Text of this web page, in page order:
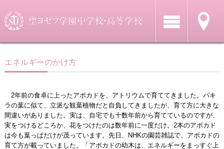
エネルギーのかけ方
2年前の食卓に上ったアボカドを、アトリウムで育ててきました。パキ
ラの葉に似て、立派な観葉植物だと自負してきましたが、育て方に大きな
間違いがありました。実は、自宅でも十数年前から育てているのですが、
実をつけるどころか、花をつけたのは数年前に一度だけ。2本のアボカド
は今も葉っぱだけが茂っています。先日、NHKの園芸雑誌で、アボカドの
育て方が載っていました。「アボカドの幼木は、エネルギーをまっすぐ上